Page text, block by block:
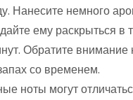
Нанесите немного
ему раскрыться в
Обратите внимание
со временем.
ноты могут